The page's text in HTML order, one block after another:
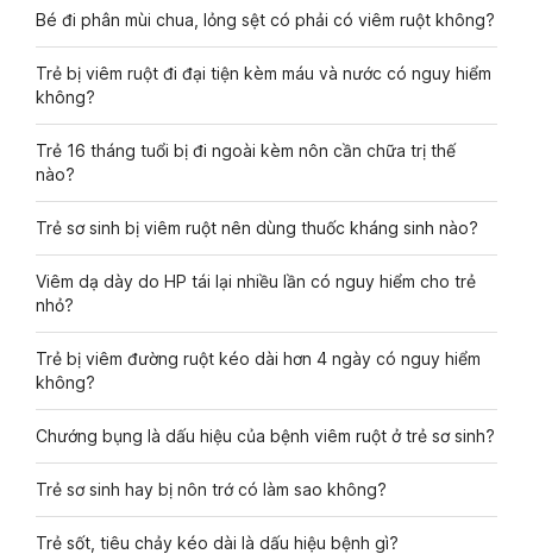
Bé đi phân mùi chua, lỏng sệt có phải có viêm ruột không?
Trẻ bị viêm ruột đi đại tiện kèm máu và nước có nguy hiểm
không?
Trẻ 16 tháng tuổi bị đi ngoài kèm nôn cần chữa trị thế
nào?
Trẻ sơ sinh bị viêm ruột nên dùng thuốc kháng sinh nào?
Viêm dạ dày do HP tái lại nhiều lần có nguy hiểm cho trẻ
nhỏ?
Trẻ bị viêm đường ruột kéo dài hơn 4 ngày có nguy hiểm
không?
Chướng bụng là dấu hiệu của bệnh viêm ruột ở trẻ sơ sinh?
Trẻ sơ sinh hay bị nôn trớ có làm sao không?
Trẻ sốt, tiêu chảy kéo dài là dấu hiệu bệnh gì?